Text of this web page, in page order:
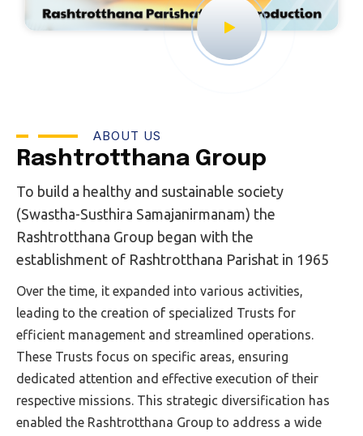
ABOUT US
Rashtrotthana Group
To build a healthy and sustainable society
(Swastha-Susthira Samajanirmanam) the
Rashtrotthana Group began with the
establishment of Rashtrotthana Parishat in 1965
Over the time, it expanded into various activities,
leading to the creation of specialized Trusts for
efficient management and streamlined operations.
These Trusts focus on specific areas, ensuring
dedicated attention and effective execution of their
respective missions. This strategic diversification has
enabled the Rashtrotthana Group to address a wide